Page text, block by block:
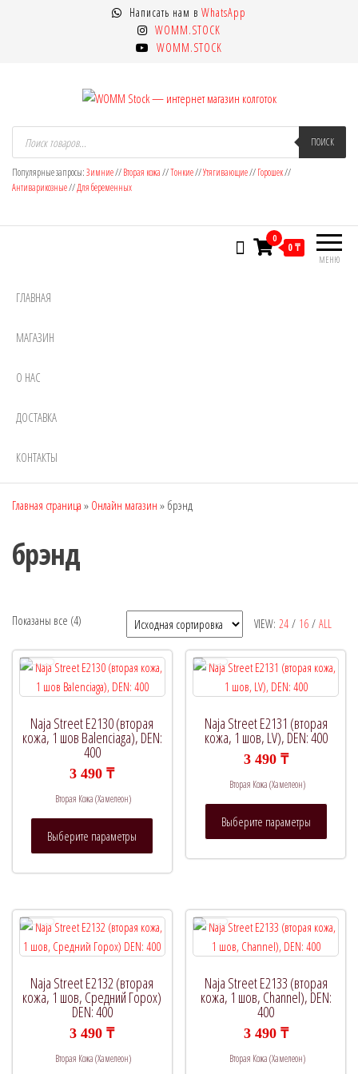
Написать нам в WhatsApp
WOMM.STOCK
WOMM.STOCK
WOMM Stock — интернет магазин
колготок
Колготки MANZI, Naja Street тонкие,
фантазийные, чулки, лосины
Поиск
товаров ПОИСК
Популярные запросы:Зимние//Вторая кожа//Тонкие//Утягивающие//Горошек//
Антиварикозные//Для беременных
МЕНЮ
0
0 ₸
ГЛАВНАЯ
МАГАЗИН
О НАС
ДОСТАВКА
КОНТАКТЫ
Главная страница » Онлайн магазин » брэнд
брэнд
Рекомендуемый продукт
В продаже(0)
Категории товаров
VIEW: 24 / 16 / ALL
Показаны все (4)
Naja Street E2130 (вторая
кожа, 1 шов Balenciaga), DEN:
400
3 490₸
Вторая Кожа (Хамелеон)
Выберите параметры
Опции
можно
выбрать
странице
Naja Street E2131 (вторая
кожа, 1 шов, LV), DEN: 400
3 490 ₸
Вторая Кожа (Хамелеон)
Выберите параметры
Этот
можно
на
товара.
Naja Street E2132 (вторая
кожа, 1 шов, Средний Горох)
DEN: 400
3 490₸
Вторая Кожа (Хамелеон)
Naja Street E2133 (вторая
кожа, 1 шов, Channel), DEN:
400
3 490 ₸
Вторая Кожа (Хамелеон)